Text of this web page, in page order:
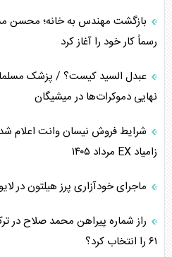
برنامه هفتم توسعه در نقطه کور
اوکراین بازوی مخرب آمریکا در غرب
اهمیت راهبردی اردن برای آمریکا
پیام، ظرفیت بالفعل‌نشده تجارت
همسویی عربستان با سنتکام علیه
ترامپ و توهم خلع سلاح حماس
بازگشت مهندس به خانه؛ محسن
رسماً کار خود را آغاز کرد
عبدل السید کیست؟ / پزشک مسلمان
نهایی دموکرات‌ها در میشیگان
شرایط فروش نیسان وانت اعلام
زامیاد EX مرداد ۱۴۰۵
ماجرای خودآزاری پرز هیلتون در
راز شماره پیراهن محمد صلاح در
۶۱ را انتخاب کرد؟